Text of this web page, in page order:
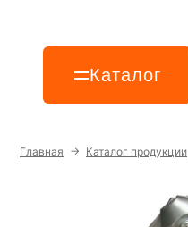
Каталог
Главная → Каталог продукции